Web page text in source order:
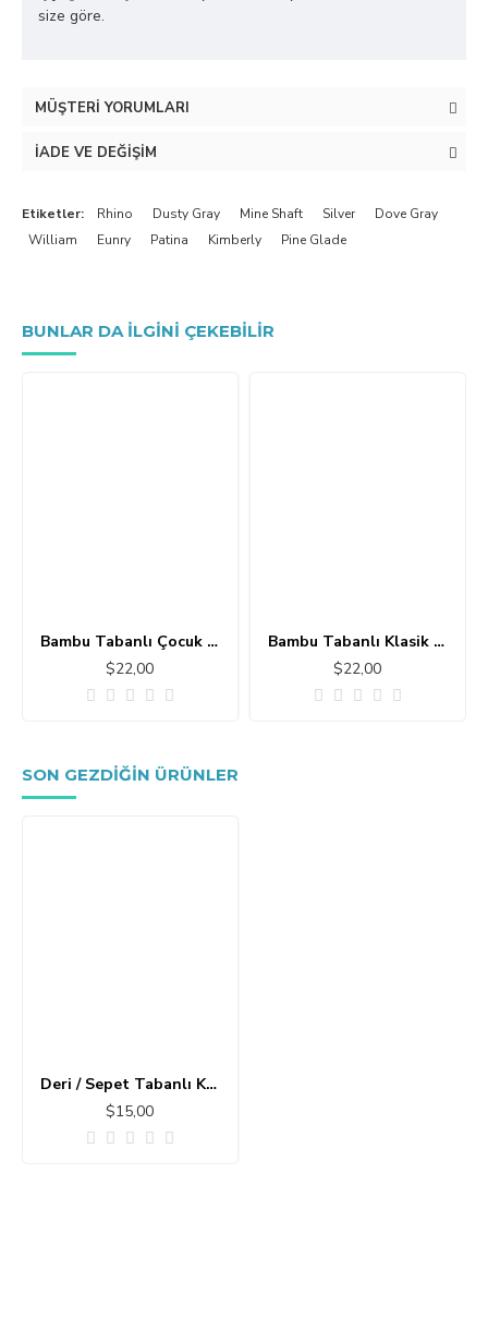
size göre.
MÜŞTERI YORUMLARI
İADE VE DEĞIŞIM
Etiketler: Rhino Dusty Gray Mine Shaft Silver
Dove Gray
William
Eunry Patina Kimberly Pine Glade
BUNLAR DA ILGINI ÇEKEBILIR
Bambu Tabanlı Çocuk Halısı MC101
$22,00
Bambu Tabanlı Klasik Halı MS109
$22,00
SON GEZDIĞIN ÜRÜNLER
Deri / Sepet Tabanlı Klasik Halı MS429
$15,00